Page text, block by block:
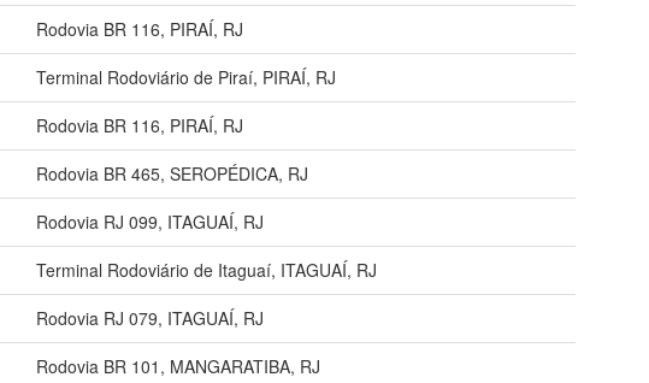
Rodovia BR 116, PIRAÍ, RJ
Terminal Rodoviário de Piraí, PIRAÍ, RJ
Rodovia BR 116, PIRAÍ, RJ
Rodovia BR 465, SEROPÉDICA, RJ
Rodovia RJ 099, ITAGUAÍ, RJ
Terminal Rodoviário de Itaguaí, ITAGUAÍ, RJ
Rodovia RJ 079, ITAGUAÍ, RJ
Rodovia BR 101, MANGARATIBA, RJ